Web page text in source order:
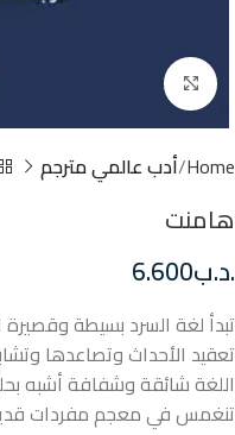
Click to enlarge
Home أدب عالمي مترجم
هامنت
.د.ب6.600
تبدأ لغة السرد بسيطة
تعقيد الأحداث وتصاعدها
اللغة شائقة وشفافة أشبه
تنغمس في معجم مفردات